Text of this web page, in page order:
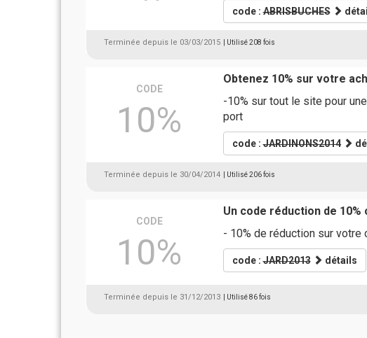
code :ABRISBUCHES
Terminée depuis le 03/03/2015 | Utilisé 208 fois
CODE
10%
Obtenez 10% sur votre
-10% sur tout le site pour
port
code :JARDINONS2014
Terminée depuis le 30/04/2014 | Utilisé 206 fois
CODE
10%
Un code réduction de 10%
- 10% de réduction sur votre
code :JARD2013 détails
Terminée depuis le 31/12/2013 | Utilisé 86 fois